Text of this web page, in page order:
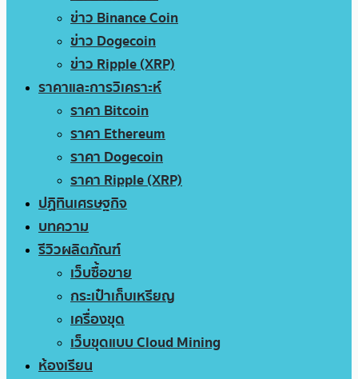
ข่าว Binance Coin
ข่าว Dogecoin
ข่าว Ripple (XRP)
ราคาและการวิเคราะห์
ราคา Bitcoin
ราคา Ethereum
ราคา Dogecoin
ราคา Ripple (XRP)
ปฏิทินเศรษฐกิจ
บทความ
รีวิวผลิตภัณฑ์
เว็บซื้อขาย
กระเป๋าเก็บเหรียญ
เครื่องขุด
เว็บขุดแบบ Cloud Mining
ห้องเรียน